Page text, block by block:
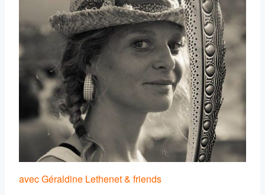
avec Géraldine Lethenet & friends